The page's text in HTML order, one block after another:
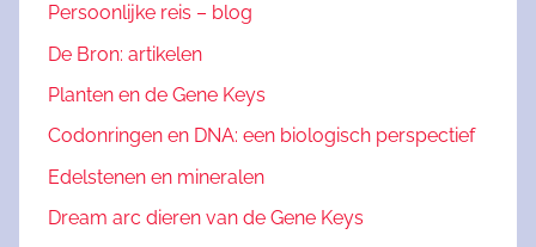
Persoonlijke reis – blog
De Bron: artikelen
Planten en de Gene Keys
Codonringen en DNA: een biologisch perspectief
Edelstenen en mineralen
Dream arc dieren van de Gene Keys